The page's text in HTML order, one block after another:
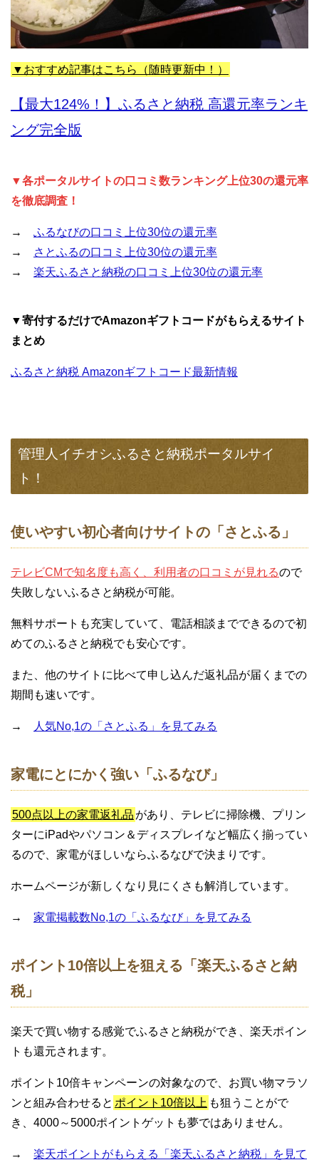
▼おすすめ記事はこちら（随時更新中！）
【最大124%！】ふるさと納税 高還元率ランキ
ング完全版
▼各ポータルサイトの口コミ数ランキング上位30の還元率
を徹底調査！
→ ふるなびの口コミ上位30位の還元率
→
さとふるの口コミ上位30位の還元率
→ 楽天ふるさと納税の口コミ上位30位の還元率
▼寄付するだけでAmazonギフトコードがもらえるサイト
まとめ
ふるさと納税 Amazonギフトコード最新情報
管理人イチオシふるさと納税ポータルサイ
ト！
使いやすい初心者向けサイトの「さとふる」
テレビCMで知名度も高く、利用者の口コミが見れるので
失敗しないふるさと納税が可能。
無料サポートも充実していて、電話相談までできるので初
めてのふるさと納税でも安心です。
また、他のサイトに比べて申し込んだ返礼品が届くまでの
期間も速いです。
→ 人気No,1の「さとふる」を見てみる
家電にとにかく強い「ふるなび」
500点以上の家電返礼品 があり、テレビに掃除機、プリン
ターにiPadやパソコン＆ディスプレイなど幅広く揃ってい
るので、家電がほしいならふるなびで決まりです。
ホームページが新しくなり見にくさも解消しています。
→ 家電掲載数No,1の「ふるなび」を見てみる
ポイント10倍以上を狙える「楽天ふるさと納
税」
楽天で買い物する感覚でふるさと納税ができ、楽天ポイン
トも還元されます。
ポイント10倍キャンペーンの対象なので、お買い物マラソ
ンと組み合わせると ポイント10倍以上 も狙うことがで
き、4000～5000ポイントゲットも夢ではありません。
→ 楽天ポイントがもらえる「楽天ふるさと納税」を見て